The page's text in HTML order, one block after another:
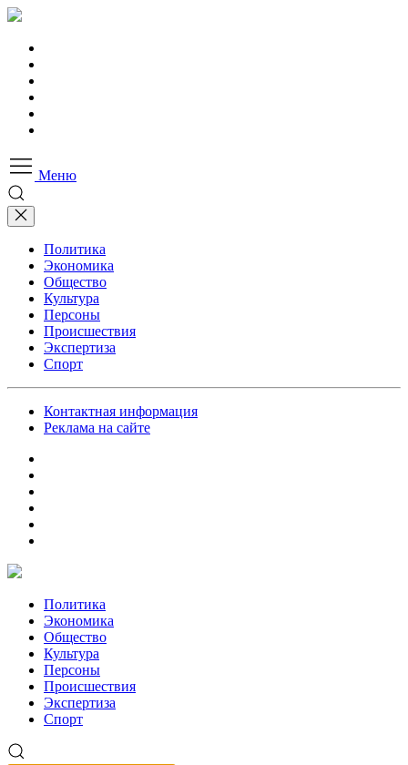
Меню
Политика
Экономика
Общество
Культура
Персоны
Происшествия
Экспертиза
Спорт
Контактная информация
Реклама на сайте
Политика
Экономика
Общество
Культура
Персоны
Происшествия
Экспертиза
Спорт